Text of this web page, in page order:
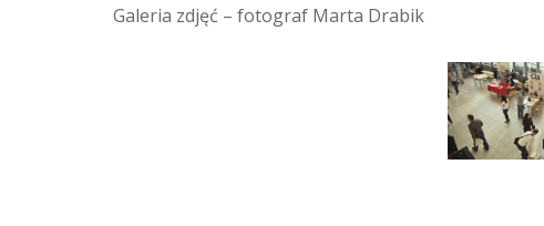
Galeria zdjęć – fotograf Marta Drabik